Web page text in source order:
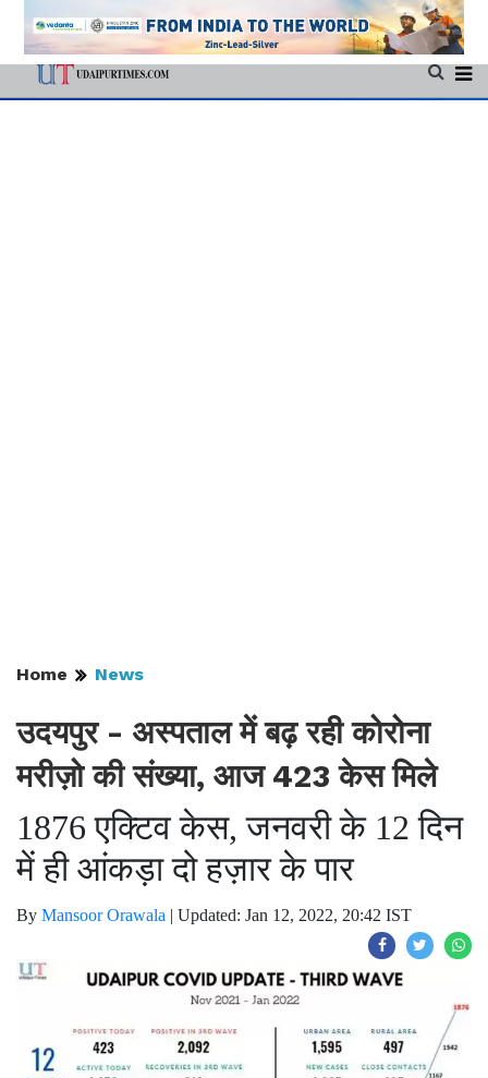
Home News
उदयपुर - अस्पताल में बढ़ रही कोरोना
मरीज़ो की संख्या, आज 423 केस मिले
1876 एक्टिव केस, जनवरी के 12 दिन
में ही आंकड़ा दो हज़ार के पार
By Mansoor Orawala | Updated: Jan 12, 2022, 20:42 IST